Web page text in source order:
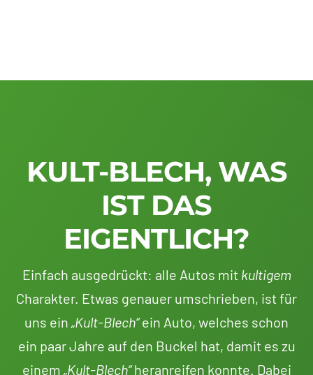
KULT-BLECH, WAS
IST DAS
EIGENTLICH?
Einfach ausgedrückt: alle Autos mit kultigem
Charakter. Etwas genauer umschrieben, ist für
uns ein „Kult-Blech“ein Auto, welches schon
ein paar Jahre auf den Buckel hat, damit es zu
einem „Kult-Blech“heranreifen konnte. Dabei